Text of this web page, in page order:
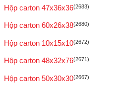
Hộp carton 47x36x36(2683)
Hộp carton 60x26x38(2680)
Hộp carton 10x15x10(2672)
Hộp carton 48x32x76(2671)
Hộp carton 50x30x30(2667)